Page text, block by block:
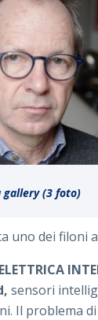
gallery (3 foto)
uno dei filoni
sensori
Il problema